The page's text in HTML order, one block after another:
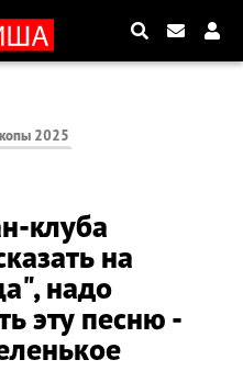
2025
клуба
на
надо
эту песню -